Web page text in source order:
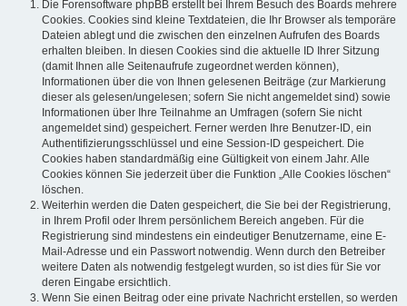
Die Forensoftware phpBB erstellt bei Ihrem Besuch des Boards mehrere
Cookies. Cookies sind kleine Textdateien, die Ihr Browser als temporäre
Dateien ablegt und die zwischen den einzelnen Aufrufen des Boards
erhalten bleiben. In diesen Cookies sind die aktuelle ID Ihrer Sitzung
(damit Ihnen alle Seitenaufrufe zugeordnet werden können),
Informationen über die von Ihnen gelesenen Beiträge (zur Markierung
dieser als gelesen/ungelesen; sofern Sie nicht angemeldet sind) sowie
Informationen über Ihre Teilnahme an Umfragen (sofern Sie nicht
angemeldet sind) gespeichert. Ferner werden Ihre Benutzer-ID, ein
Authentifizierungsschlüssel und eine Session-ID gespeichert. Die
Cookies haben standardmäßig eine Gültigkeit von einem Jahr. Alle
Cookies können Sie jederzeit über die Funktion „Alle Cookies löschen“
löschen.
Weiterhin werden die Daten gespeichert, die Sie bei der Registrierung,
in Ihrem Profil oder Ihrem persönlichem Bereich angeben. Für die
Registrierung sind mindestens ein eindeutiger Benutzername, eine E-
Mail-Adresse und ein Passwort notwendig. Wenn durch den Betreiber
weitere Daten als notwendig festgelegt wurden, so ist dies für Sie vor
deren Eingabe ersichtlich.
Wenn Sie einen Beitrag oder eine private Nachricht erstellen, so werden